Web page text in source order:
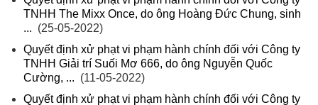
TNHH The Mixx Once, do ông Hoàng Đức Chung, sinh
... (25-05-2022)
Quyết định xử phạt vi phạm hành chính đối với Công ty
TNHH Giải trí Suối Mơ 666, do ông Nguyễn Quốc
Cường, ... (11-05-2022)
Quyết định xử phạt vi phạm hành chính đối với Công ty